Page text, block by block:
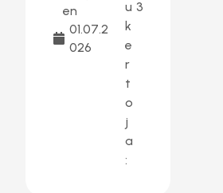
en
01.07.2
026
u
k
e
r
t
o
j
a
:
3